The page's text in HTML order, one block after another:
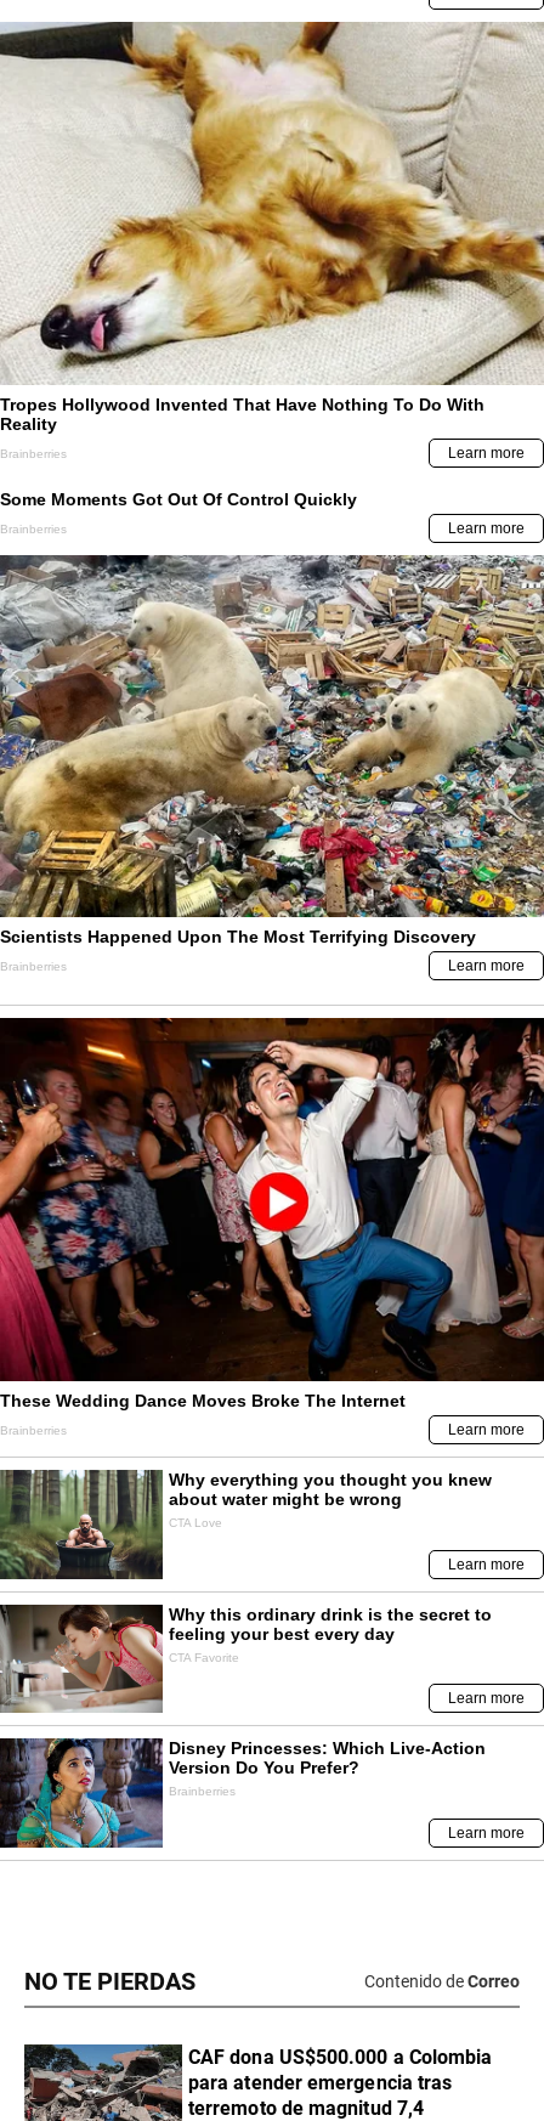
NO TE PIERDAS Contenido deCorreo
CAF dona US$500.000 a Colombia
para atender emergencia tras
terremoto de magnitud 7,4